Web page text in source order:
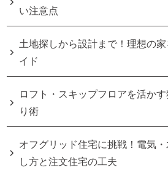
い注意点
土地探しから設計まで！理想の
イド
ロフト・スキップフロアを活か
り術
オフグリッド住宅に挑戦！電気
し方と注文住宅の工夫